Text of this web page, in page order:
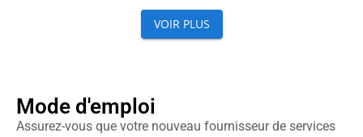
Mode d'emploi
Assurez-vous que votre nouveau fournisseur de services